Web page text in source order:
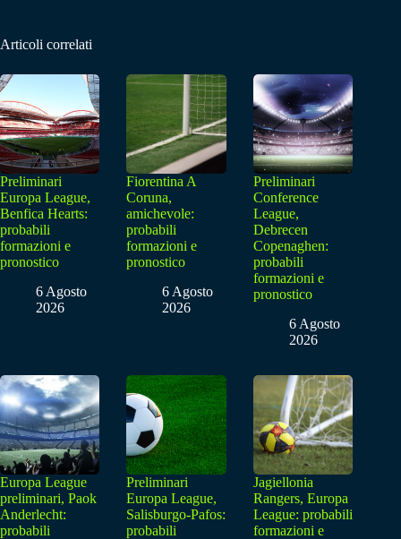
Articoli correlati
Preliminari
Europa League,
Benfica Hearts:
probabili
formazioni e
pronostico
6 Agosto
2026
Fiorentina A
Coruna,
amichevole:
probabili
formazioni e
pronostico
6 Agosto
2026
Preliminari
Conference
League,
Debrecen
Copenaghen:
probabili
formazioni e
pronostico
6 Agosto
2026
Europa League
preliminari, Paok
Anderlecht:
probabili
Preliminari
Europa League,
Salisburgo-Pafos:
probabili
Jagiellonia
Rangers, Europa
League: probabili
formazioni e